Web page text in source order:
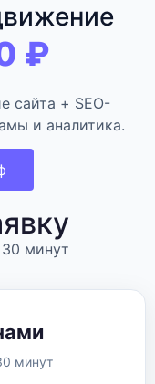
₽
сайта + SEO-
и аналитика.
минут
минут